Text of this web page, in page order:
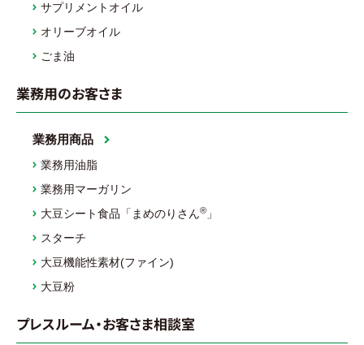
サプリメントオイル
オリーブオイル
ごま油
業務用のお客さま
業務用商品
業務用油脂
業務用マーガリン
大豆シート食品「まめのりさん® 」
スターチ
大豆機能性素材(ファイン)
大豆粉
プレスルーム・お客さま相談室